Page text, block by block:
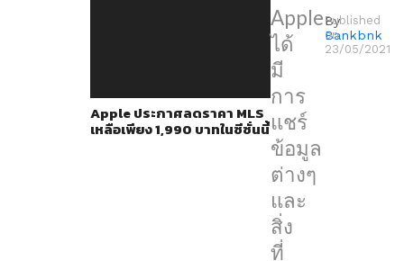
Apple ประกาศลดราคา MLS
เหลือเพียง 1,990 บาทในซีซั่นนี้
Apple
ได้
มี
การ
แชร์
ข้อมูล
ต่างๆ
และ
สิ่ง
ที่
By
Bankbnk
Published
on
23/05/2021
จะ
เปิด
ตัว
บน
Apple
Music,
โดย
ข้อมูล
นี้
จะ